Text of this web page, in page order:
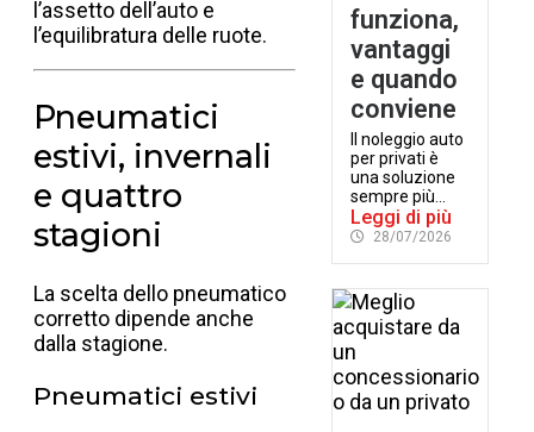
l’assetto dell’auto e
l’equilibratura delle ruote.
Pneumatici
estivi, invernali
e quattro
stagioni
La scelta dello pneumatico
corretto dipende anche
dalla stagione.
Pneumatici estivi
funziona,
vantaggi
e quando
conviene
Il noleggio auto
per privati è
una soluzione
sempre più...
Leggi di più
28/07/2026